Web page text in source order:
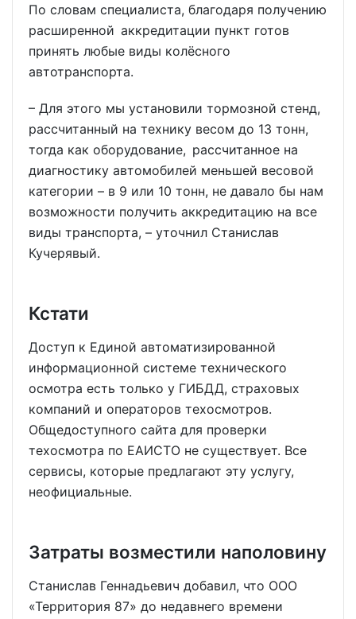
По словам специалиста, благодаря получению
расширенной аккредитации пункт готов
принять любые виды колёсного
автотранспорта.
– Для этого мы установили тормозной стенд,
рассчитанный на технику весом до 13 тонн,
тогда как оборудование, рассчитанное на
диагностику автомобилей меньшей весовой
категории – в 9 или 10 тонн, не давало бы нам
возможности получить аккредитацию на все
виды транспорта, – уточнил Станислав
Кучерявый.
Кстати
Доступ к Единой автоматизированной
информационной системе технического
осмотра есть только у ГИБДД, страховых
компаний и операторов техосмотров.
Общедоступного сайта для проверки
техосмотра по ЕАИСТО не существует. Все
сервисы, которые предлагают эту услугу,
неофициальные.
Затраты возместили наполовину
Станислав Геннадьевич добавил, что ООО
«Территория 87» до недавнего времени